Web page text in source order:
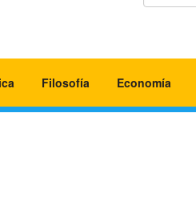
Filosofía Economía